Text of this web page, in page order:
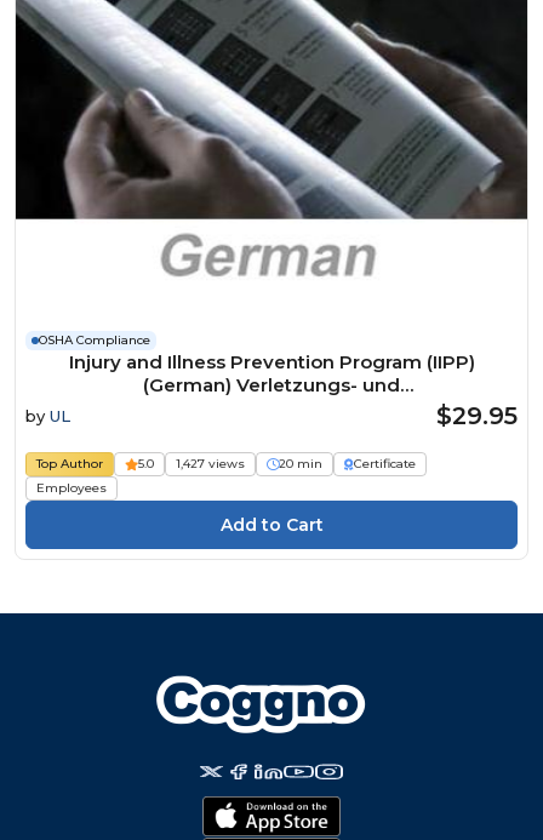
OSHA Compliance
Injury and Illness Prevention Program (IIPP)
(German) Verletzungs- und
Krankheitspräventionsprogramm Course
by UL $29.95
Top Author 5.0 1,427 views 20 min
Certificate
Employees